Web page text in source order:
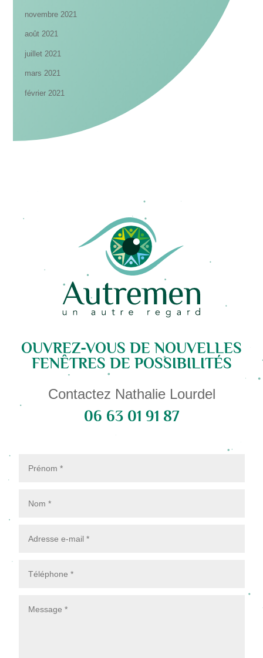
novembre 2021
août 2021
juillet 2021
mars 2021
février 2021
OUVREZ-VOUS DE NOUVELLES
FENÊTRES DE POSSIBILITÉS
Contactez Nathalie Lourdel
06 63 01 91 87